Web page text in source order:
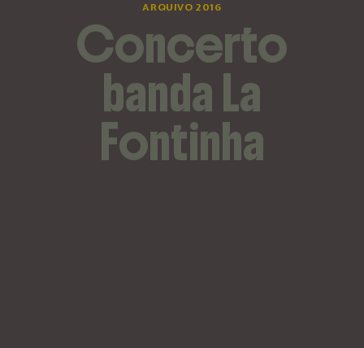
ARQUIVO 2016
Concerto
banda La
Fontinha